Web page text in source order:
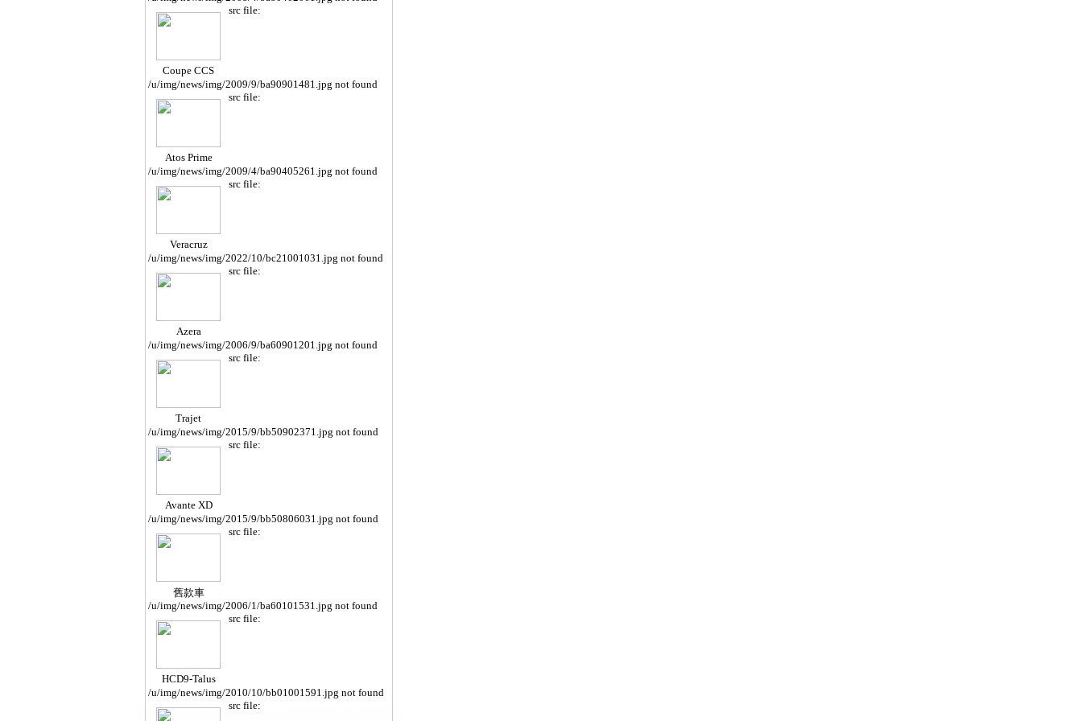
Coupe CCS
src file:
/u/img/news/img/2009/9/ba90901481.jpg not found
Atos Prime
src file:
/u/img/news/img/2009/4/ba90405261.jpg not found
Veracruz
src file:
/u/img/news/img/2022/10/bc21001031.jpg not found
Azera
src file:
/u/img/news/img/2006/9/ba60901201.jpg not found
Trajet
src file:
/u/img/news/img/2015/9/bb50902371.jpg not found
Avante XD
src file:
/u/img/news/img/2015/9/bb50806031.jpg not found
舊款車
src file:
/u/img/news/img/2006/1/ba60101531.jpg not found
HCD9-Talus
src file:
/u/img/news/img/2010/10/bb01001591.jpg not found
src file: